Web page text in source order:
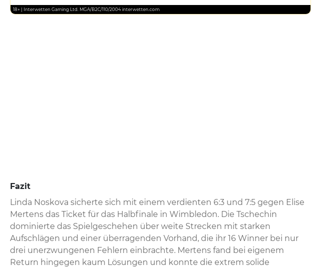
18+ | Interwetten Gaming Ltd. MGA/B2C/110/2004 interwetten.com
Fazit
Linda Noskova sicherte sich mit einem verdienten 6:3 und 7:5 gegen Elise
Mertens das Ticket für das Halbfinale in Wimbledon. Die Tschechin
dominierte das Spielgeschehen über weite Strecken mit starken
Aufschlägen und einer überragenden Vorhand, die ihr 16 Winner bei nur
drei unerzwungenen Fehlern einbrachte. Mertens fand bei eigenem
Return hingegen kaum Lösungen und konnte die extrem solide